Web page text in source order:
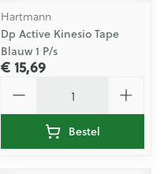
Hartmann
Dp Active Kinesio Tape
Blauw 1 P/s
€ 15,69
Bestel